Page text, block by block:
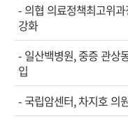
- 의협 의료정책최고위
강화
- 일산백병원, 중증 관상
입
-국립암센터, 차지호 의